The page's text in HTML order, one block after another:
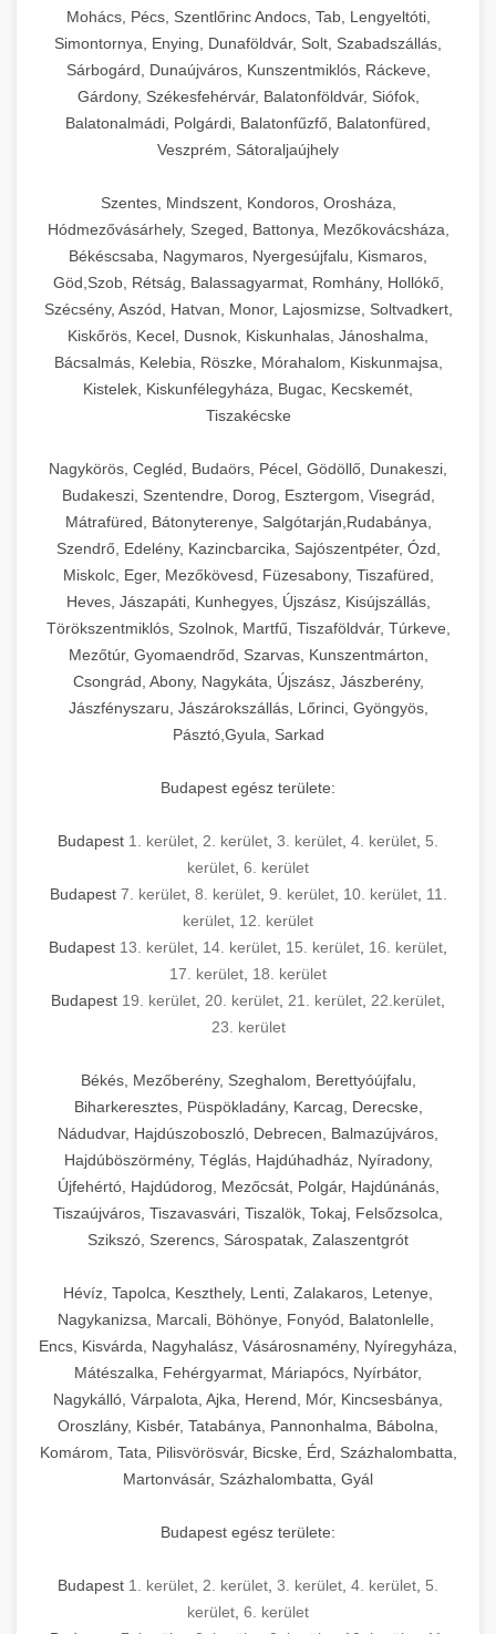
Mohács, Pécs, Szentlőrinc Andocs, Tab, Lengyeltóti,
Simontornya, Enying, Dunaföldvár, Solt, Szabadszállás,
Sárbogárd, Dunaújváros, Kunszentmiklós, Ráckeve,
Gárdony, Székesfehérvár, Balatonföldvár, Siófok,
Balatonalmádi, Polgárdi, Balatonfűzfő, Balatonfüred,
Veszprém, Sátoraljaújhely
Szentes, Mindszent, Kondoros, Orosháza,
Hódmezővásárhely, Szeged, Battonya, Mezőkovácsháza,
Békéscsaba, Nagymaros, Nyergesújfalu, Kismaros,
Göd,Szob, Rétság, Balassagyarmat, Romhány, Hollókő,
Szécsény, Aszód, Hatvan, Monor, Lajosmizse, Soltvadkert,
Kiskőrös, Kecel, Dusnok, Kiskunhalas, Jánoshalma,
Bácsalmás, Kelebia, Röszke, Mórahalom, Kiskunmajsa,
Kistelek, Kiskunfélegyháza, Bugac, Kecskemét,
Tiszakécske
Nagykörös, Cegléd, Budaörs, Pécel, Gödöllő, Dunakeszi,
Budakeszi, Szentendre, Dorog, Esztergom, Visegrád,
Mátrafüred, Bátonyterenye, Salgótarján,Rudabánya,
Szendrő, Edelény, Kazincbarcika, Sajószentpéter, Ózd,
Miskolc, Eger, Mezőkövesd, Füzesabony, Tiszafüred,
Heves, Jászapáti, Kunhegyes, Újszász, Kisújszállás,
Törökszentmiklós, Szolnok, Martfű, Tiszaföldvár, Túrkeve,
Mezőtúr, Gyomaendrőd, Szarvas, Kunszentmárton,
Csongrád, Abony, Nagykáta, Újszász, Jászberény,
Jászfényszaru, Jászárokszállás, Lőrinci, Gyöngyös,
Pásztó,Gyula, Sarkad
Budapest egész területe:
Budapest 1. kerület 2. kerület 3. kerület 4. kerület 5.
kerület 6. kerület
Budapest 7. kerület, 8. kerület, 9. kerület, 10. kerület, 11.
kerület 12. kerület
Budapest 13. kerület 14. kerület 15. kerület 16. kerület
17. kerület 18. kerület
Budapest 19. kerület 20. kerület 21. kerület 22.kerület
23. kerület
Békés, Mezőberény, Szeghalom, Berettyóújfalu,
Biharkeresztes, Püspökladány, Karcag, Derecske,
Nádudvar, Hajdúszoboszló, Debrecen, Balmazújváros,
Hajdúböszörmény, Téglás, Hajdúhadház, Nyíradony,
Újfehértó, Hajdúdorog, Mezőcsát, Polgár, Hajdúnánás,
Tiszaújváros, Tiszavasvári, Tiszalök, Tokaj, Felsőzsolca,
Szikszó, Szerencs, Sárospatak, Zalaszentgrót
Hévíz, Tapolca, Keszthely, Lenti, Zalakaros, Letenye,
Nagykanizsa, Marcali, Böhönye, Fonyód, Balatonlelle,
Encs, Kisvárda, Nagyhalász, Vásárosnamény, Nyíregyháza,
Mátészalka, Fehérgyarmat, Máriapócs, Nyírbátor,
Nagykálló, Várpalota, Ajka, Herend, Mór, Kincsesbánya,
Oroszlány, Kisbér, Tatabánya, Pannonhalma, Bábolna,
Komárom, Tata, Pilisvörösvár, Bicske, Érd, Százhalombatta,
Martonvásár, Százhalombatta, Gyál
Budapest egész területe:
Budapest 1. kerület 2. kerület 3. kerület 4. kerület 5.
kerület 6. kerület